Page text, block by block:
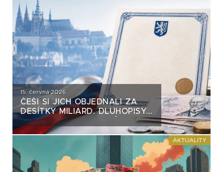
15. června 2026
ČEŠI SI JICH OBJEDNALI ZA
DESÍTKY MILIARD. DLUHOPISY
REPUBLIKY NASTAVUJÍ
FIREMNÍM EMISÍM NEPŘÍJEMNÉ
AKTUALITY